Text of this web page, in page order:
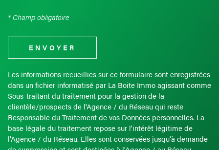
* Champ obligatoire
ENVOYER
Les informations recueillies sur ce formulaire sont enregistrées
dans un fichier informatisé par La Boite Immo agissant comme
Sous-traitant du traitement pour la gestion de la
clientèle/prospects de l'Agence / du Réseau qui reste
Responsable du Traitement de vos Données personnelles. La
base légale du traitement repose sur l'intérêt légitime de
l'Agence / du Réseau. Elles sont conservées jusqu'à demande